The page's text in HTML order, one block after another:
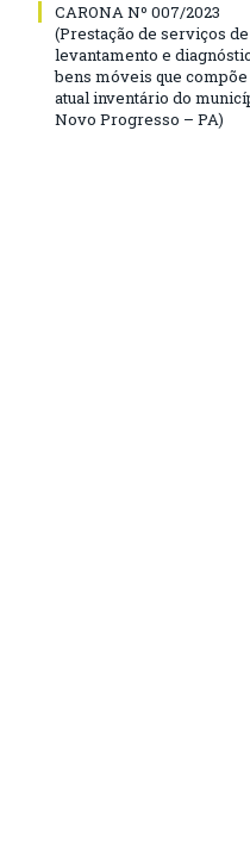
CARONA Nº 007/2023
(Prestação de serviços de
levantamento e
bens móveis que compõe
atual inventário do
Novo Progresso – PA)